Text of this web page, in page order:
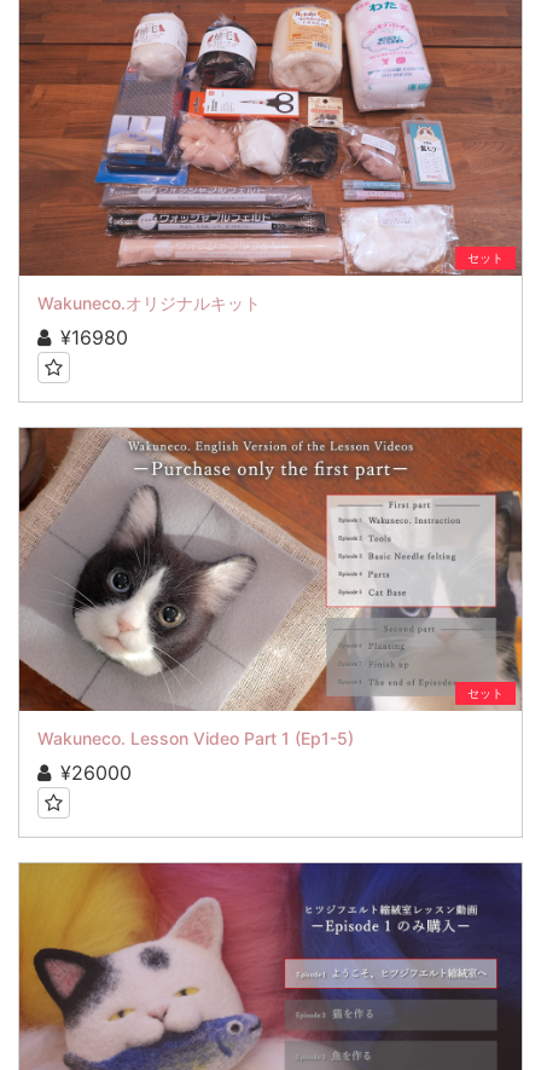
セット
Wakuneco.オリジナルキット
¥16980
セット
Wakuneco. Lesson Video Part 1 (Ep1-5)
¥26000